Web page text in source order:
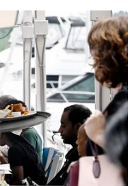
Lãn Ông - Võ Văn
Phú Tài. (Ảnh: Nguyễn
tỉnh Bình Thuận có